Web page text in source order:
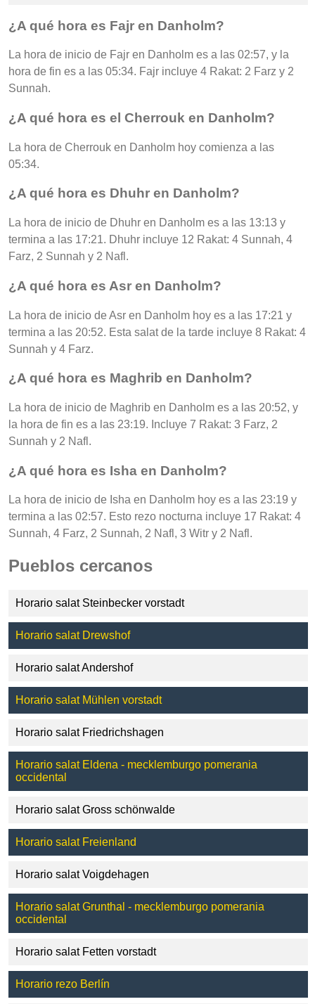
¿A qué hora es Fajr en Danholm?
La hora de inicio de Fajr en Danholm es a las 02:57, y la
hora de fin es a las 05:34. Fajr incluye 4 Rakat: 2 Farz y 2
Sunnah.
¿A qué hora es el Cherrouk en Danholm?
La hora de Cherrouk en Danholm hoy comienza a las
05:34.
¿A qué hora es Dhuhr en Danholm?
La hora de inicio de Dhuhr en Danholm es a las 13:13 y
termina a las 17:21. Dhuhr incluye 12 Rakat: 4 Sunnah, 4
Farz, 2 Sunnah y 2 Nafl.
¿A qué hora es Asr en Danholm?
La hora de inicio de Asr en Danholm hoy es a las 17:21 y
termina a las 20:52. Esta salat de la tarde incluye 8 Rakat: 4
Sunnah y 4 Farz.
¿A qué hora es Maghrib en Danholm?
La hora de inicio de Maghrib en Danholm es a las 20:52, y
la hora de fin es a las 23:19. Incluye 7 Rakat: 3 Farz, 2
Sunnah y 2 Nafl.
¿A qué hora es Isha en Danholm?
La hora de inicio de Isha en Danholm hoy es a las 23:19 y
termina a las 02:57. Esto rezo nocturna incluye 17 Rakat: 4
Sunnah, 4 Farz, 2 Sunnah, 2 Nafl, 3 Witr y 2 Nafl.
Pueblos cercanos
Horario salat Steinbecker vorstadt
Horario salat Drewshof
Horario salat Andershof
Horario salat Mühlen vorstadt
Horario salat Friedrichshagen
Horario salat Eldena - mecklemburgo pomerania
occidental
Horario salat Gross schönwalde
Horario salat Freienland
Horario salat Voigdehagen
Horario salat Grunthal - mecklemburgo pomerania
occidental
Horario salat Fetten vorstadt
Horario rezo Berlín